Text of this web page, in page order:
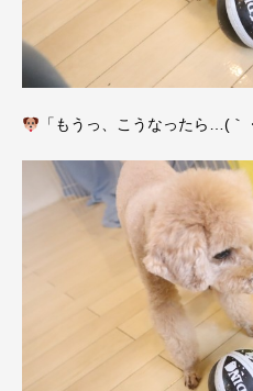
「もうっ、こうなったら…(｀